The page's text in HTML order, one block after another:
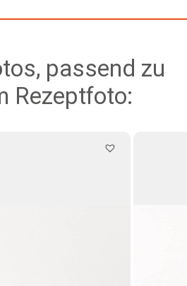
passend zu
Rezeptfoto: